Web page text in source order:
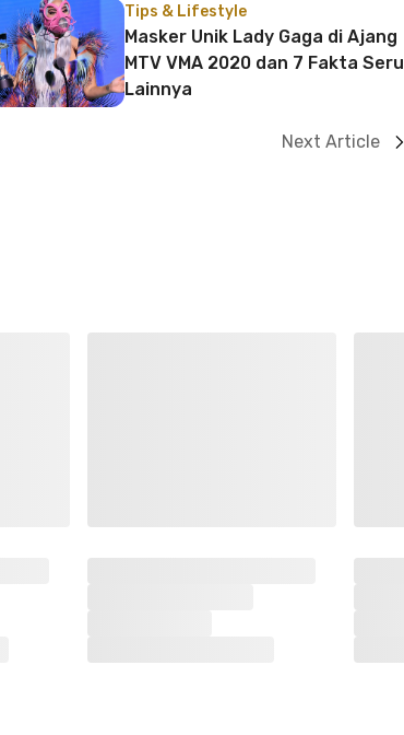
Tips & Lifestyle
Masker Unik Lady Gaga di Ajang
MTV VMA 2020 dan 7 Fakta Seru
Lainnya
Next Article